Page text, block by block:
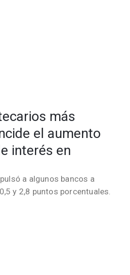
más
el aumento
interés en
a algunos bancos a
y 2,8 puntos porcentuales.